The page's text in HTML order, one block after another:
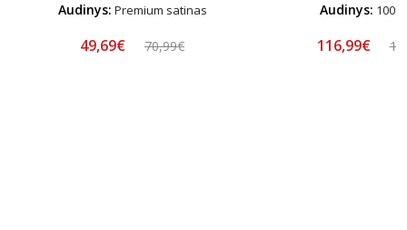
Audinys: Premium satinas
49,69€ 70,99€
Audinys:
116,99€